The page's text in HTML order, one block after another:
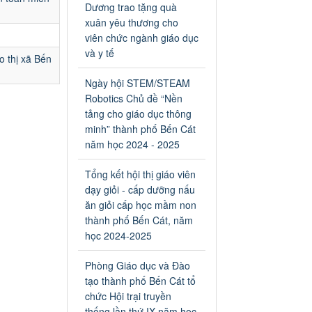
thị xã Bến
tại các cơ sở giáo dục trên địa
bàn thị xã Bến Cát
Ngày ban hành: 04/03/2024
Kế hoạch thực hiện Chỉ thị
số 16/CT-TTg ngày
27/05/2023 của Thủ tướng
Chính phủ về tăng cường
phòng ngừa, đấu tranh tội
phạm, vi phạm pháp luật
liên quan đến hoạt động tổ
chức đánh bạc và đánh bạc
Kế hoạch thực hiện Chỉ thị số
16/CT-TTg ngày 27/05/2023
của Thủ tướng Chính phủ về
tăng cường phòng ngừa, đấu
tranh tội phạm, vi phạm pháp
luật liên quan đến hoạt động
tổ chức đánh bạc và đánh bạc
Ngày ban hành: 04/03/2024
Dương trao tặng quà
xuân yêu thương cho
viên chức ngành giáo dục
và y tế
Ngày hội STEM/STEAM
Robotics Chủ đề “Nền
tảng cho giáo dục thông
minh” thành phố Bến Cát
năm học 2024 - 2025
Tổng kết hội thị giáo viên
dạy giỏi - cấp dưỡng nấu
ăn giỏi cấp học mầm non
thành phố Bến Cát, năm
học 2024-2025
Phòng Giáo dục và Đào
tạo thành phố Bến Cát tổ
chức Hội trại truyền